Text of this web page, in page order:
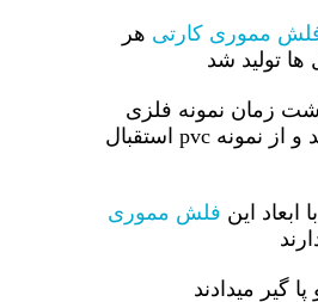
مموری کارتی هر
ها تولید شد
زمان نمونه فلزی
کنار گذاشته شد و از نمونه pvc استقبال
ابعاد این فلش مموری
گیر میدادند